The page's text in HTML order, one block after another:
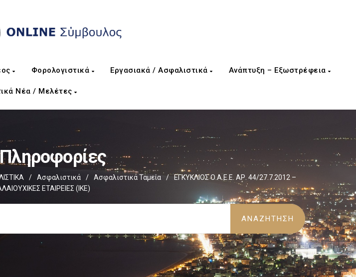
Φορολογιστικά Εργασιακά / Ασφαλιστικά Ανάπτυξη – Εξωστρέφεια
Νέα / Μελέτες
/ Ασφαλιστικά / Ασφαλιστικά Ταμεία /
ΕΓΚΥΚΛΙΟΣ Ο.Α.Ε.Ε. ΑΡ. 44/27.7.2012 –
ΕΤΑΙΡΕΙΕΣ (ΙΚΕ)